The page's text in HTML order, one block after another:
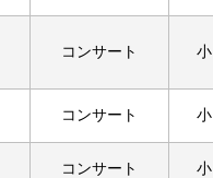
コンサート 小
コンサート 小
コンサート 小